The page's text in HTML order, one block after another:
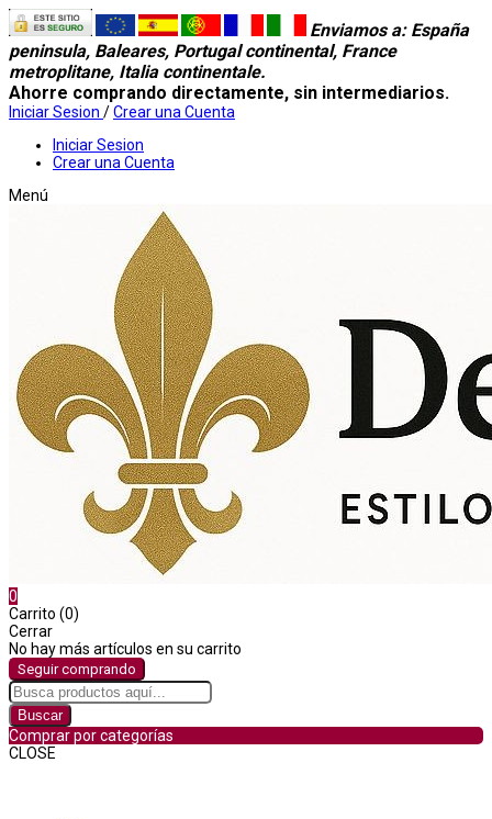
Enviamos a: España
peninsula, Baleares, Portugal continental, France
metroplitane, Italia continentale.
Ahorre comprando directamente, sin intermediarios.
Iniciar Sesion /Crear una Cuenta
Iniciar Sesion
Crear una Cuenta
Menú
0
Carrito (0)
Cerrar
No hay más artículos en su carrito
Seguir comprando
Buscar
Comprar por categorías
CLOSE